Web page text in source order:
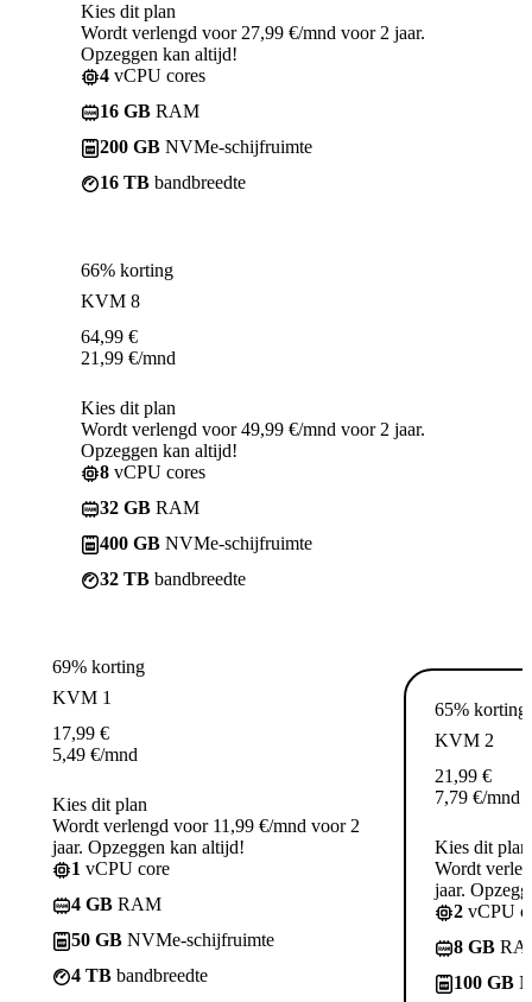
Kies dit plan
Wordt verlengd voor 27,99 €/mnd voor 2 jaar.
Opzeggen kan altijd!
4 vCPU cores
16 GB RAM
200 GB NVMe-schijfruimte
16 TB bandbreedte
66% korting
KVM 8
64,99 €
21,99 €/mnd
Kies dit plan
Wordt verlengd voor 49,99 €/mnd voor 2 jaar.
Opzeggen kan altijd!
8 vCPU cores
32 GB RAM
400 GB NVMe-schijfruimte
32 TB bandbreedte
69% korting
KVM 1
17,99 €
5,49 €/mnd
Kies dit plan
Wordt verlengd voor 11,99 €/mnd voor 2
jaar. Opzeggen kan altijd!
1 vCPU core
4 GB RAM
50 GB NVMe-schijfruimte
4 TB bandbreedte
65% korting
KVM 2
21,99 €
7,79 €/mnd
Kies dit plan
Wordt
jaar.
2 vCPU
8 GB
100 GB